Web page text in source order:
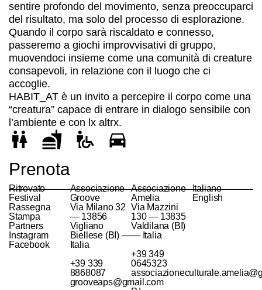
sentire profondo del movimento, senza preoccuparci
del risultato, ma solo del processo di esplorazione.
Quando il corpo sarà riscaldato e connesso,
passeremo a giochi improvvisativi di gruppo,
muovendoci insieme come una comunità di creature
consapevoli, in relazione con il luogo che ci
accoglie.
HABIT_AT è un invito a percepire il corpo come una
“creatura” capace di entrare in dialogo sensibile con
l’ambiente e con lx altrx.
Prenota
Ritrovato
Festival
Rassegna
Stampa
Partners
Instagram
Facebook
Associazione
Groove
Via Milano 32
— 13856
Vigliano
Biellese (BI) —
Italia
+39 339
8868087
grooveaps@gmail.com
Associazione
Amelia
Via Mazzini
130 — 13835
Valdilana (BI)
— Italia
+39 349
0645323
Italiano
English